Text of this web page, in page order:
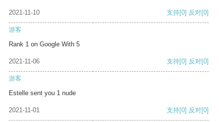
2021-11-10 支持[0] 反对[0]
游客
Rank 1 on Google With 5
2021-11-06 支持[0] 反对[0]
游客
Estelle sent you 1 nude
2021-11-01 支持[0] 反对[0]